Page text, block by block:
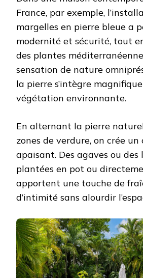
France, par exemple,
margelles en pierre bleue a
modernité et sécurité, tout
des plantes
sensation de nature
la pierre s’intègre
végétation environnante.
En alternant la pierre
zones de verdure, on crée
apaisant. Des agaves ou des
plantées en pot ou
apportent une touche de
d’intimité sans alourdir